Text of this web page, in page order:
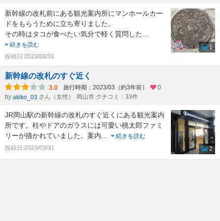
新幹線の改札前にある観光案内所にマンホールカー
ドをもらうために立ち寄りました。
その時はタコが食べたい気分で軽く質問した...
続きを読む
投稿日:2023/08/31
1
新幹線の改札のすぐ近く
3.0 旅行時期：2023/03（約3年前）
0
by akiko_03 さん（女性） 岡山市 クチコミ：33件
JR岡山駅の新幹線の改札のすぐ近くにある観光案内
所です。柱やドアのガラスには可愛い桃太郎ファミ
リーが描かれていました。案内...
続きを読む
投稿日:2023/03/31
2